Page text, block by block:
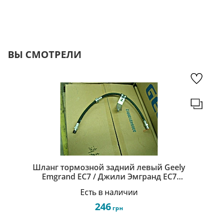
ВЫ СМОТРЕЛИ
Шланг тормозной задний левый Geely
Emgrand EC7 / Джили Эмгранд ЕС7
Есть в наличии
246 грн